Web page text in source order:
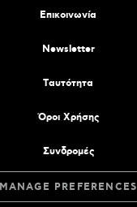
Επικοινωνία
Newsletter
Tαυτότητα
Όροι Χρήσης
Συνδρομές
MANAGE PREFERENCES